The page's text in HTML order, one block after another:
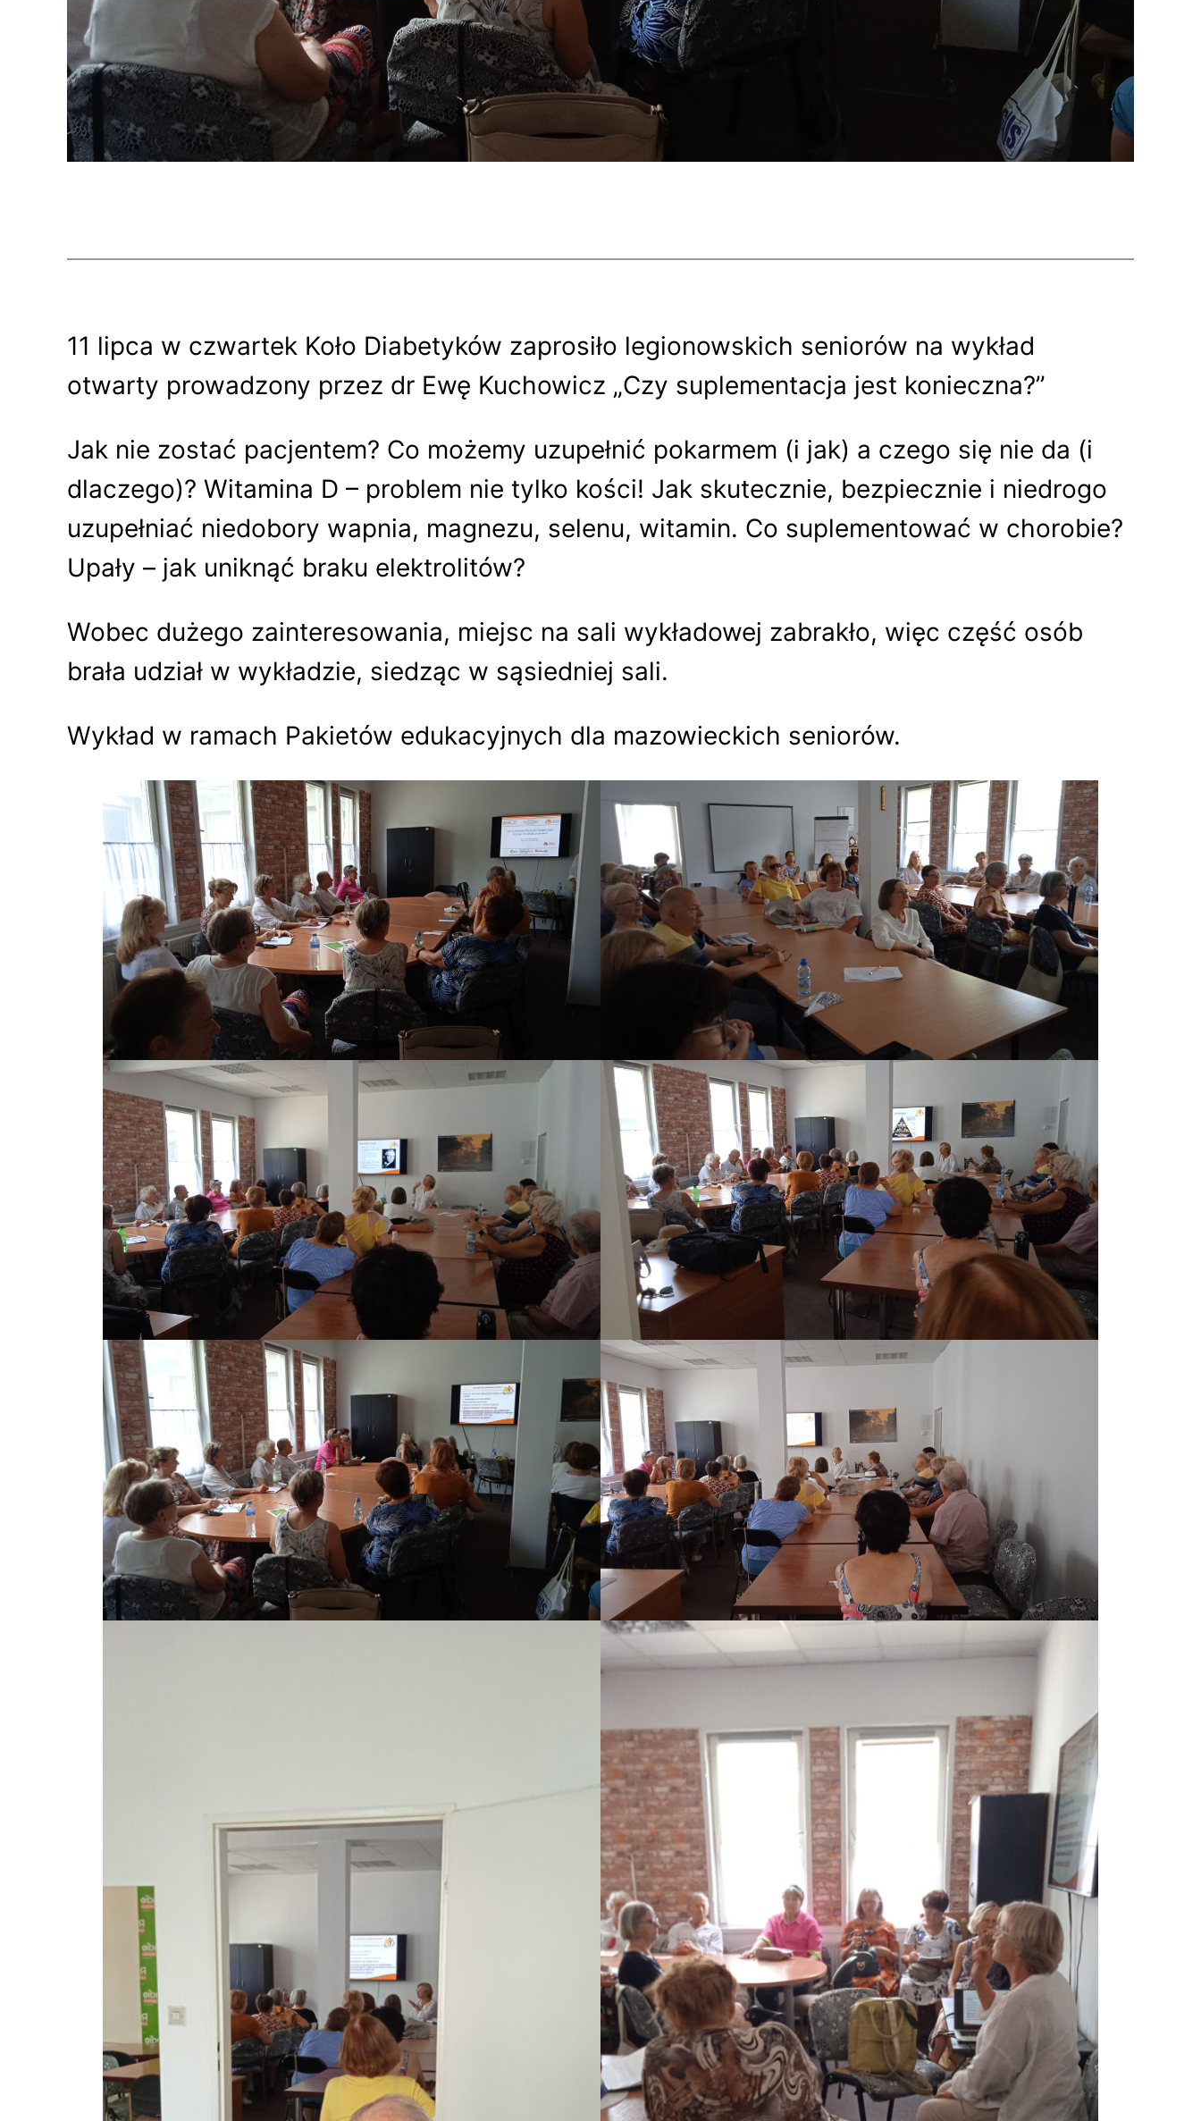
11 lipca w czwartek Koło Diabetyków zaprosiło legionowskich seniorów na wykład
otwarty prowadzony przez dr Ewę Kuchowicz „Czy suplementacja jest konieczna?”
Jak nie zostać pacjentem? Co możemy uzupełnić pokarmem (i jak) a czego się nie da (i
dlaczego)? Witamina D – problem nie tylko kości! Jak skutecznie, bezpiecznie i niedrogo
uzupełniać niedobory wapnia, magnezu, selenu, witamin. Co suplementować w chorobie?
Upały – jak uniknąć braku elektrolitów?
Wobec dużego zainteresowania, miejsc na sali wykładowej zabrakło, więc część osób
brała udział w wykładzie, siedząc w sąsiedniej sali.
Wykład w ramach Pakietów edukacyjnych dla mazowieckich seniorów.